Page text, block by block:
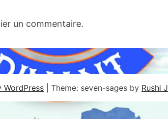
un commentaire.
Theme: seven-sages by Rushi